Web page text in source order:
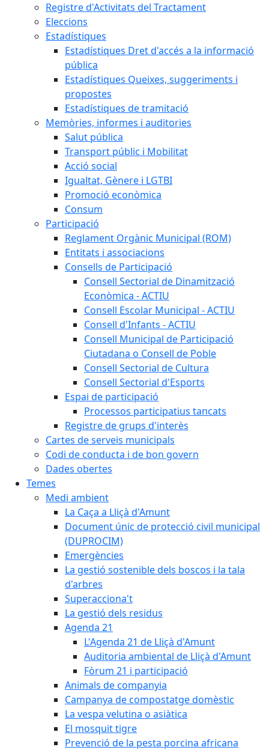
Registre d'Activitats del Tractament
Eleccions
Estadístiques
Estadístiques Dret d'accés a la informació
pública
Estadístiques Queixes, suggeriments i
propostes
Estadístiques de tramitació
Memòries, informes i auditories
Salut pública
Transport públic i Mobilitat
Acció social
Igualtat, Gènere i LGTBI
Promoció econòmica
Consum
Participació
Reglament Orgànic Municipal (ROM)
Entitats i associacions
Consells de Participació
Consell Sectorial de Dinamització
Econòmica - ACTIU
Consell Escolar Municipal - ACTIU
Consell d'Infants - ACTIU
Consell Municipal de Participació
Ciutadana o Consell de Poble
Consell Sectorial de Cultura
Consell Sectorial d'Esports
Espai de participació
Processos participatius tancats
Registre de grups d'interès
Cartes de serveis municipals
Codi de conducta i de bon govern
Dades obertes
Temes
Medi ambient
La Caça a Lliçà d'Amunt
Document únic de protecció civil municipal
(DUPROCIM)
Emergències
La gestió sostenible dels boscos i la tala
d'arbres
Superacciona't
La gestió dels residus
Agenda 21
L'Agenda 21 de Lliçà d'Amunt
Auditoria ambiental de Lliçà d'Amunt
Fòrum 21 i participació
Animals de companyia
Campanya de compostatge domèstic
La vespa velutina o asiàtica
El mosquit tigre
Prevenció de la pesta porcina africana